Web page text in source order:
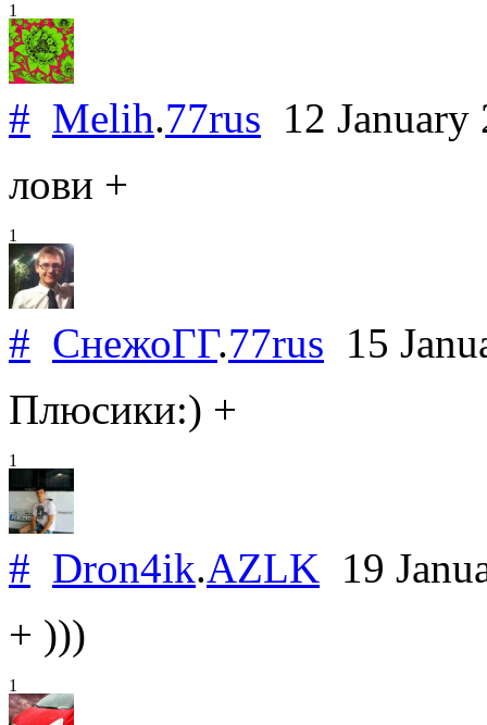
1
# Melih.77rus 12
лови +
1
# СнежоГГ.77rus 15
Плюсики:) +
1
# Dron4ik.AZLK 19
+ )))
1